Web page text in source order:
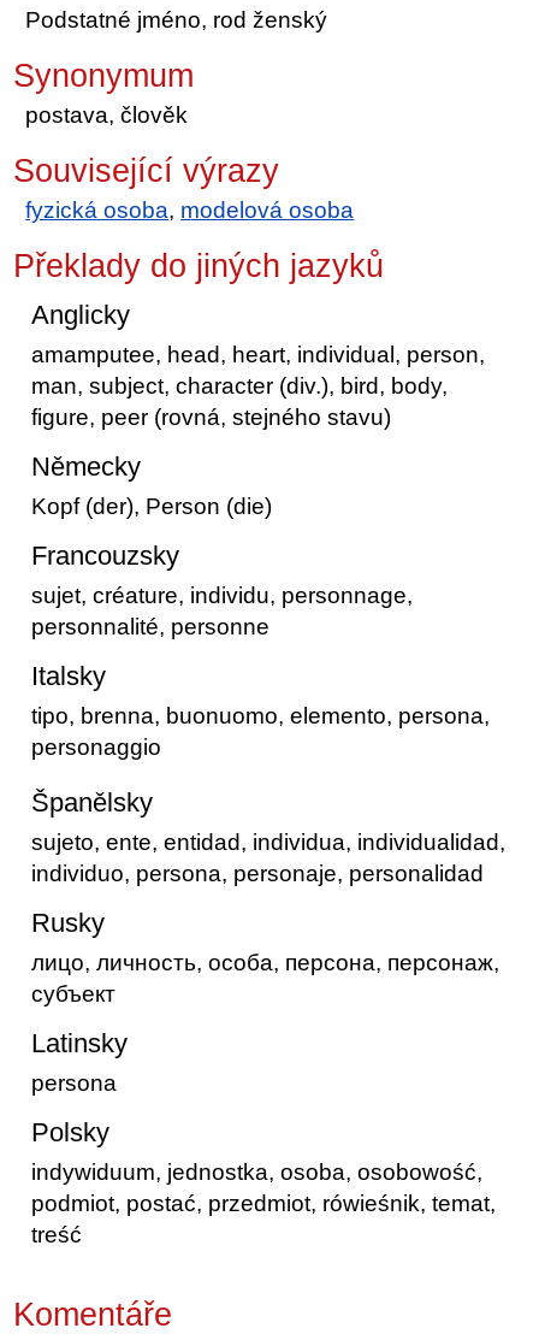
Podstatné jméno, rod ženský
Synonymum
postava, člověk
Související výrazy
fyzická osoba, modelová osoba
Překlady do jiných jazyků
Anglicky
amamputee, head, heart, individual, person,
man, subject, character (div.), bird, body,
figure, peer (rovná, stejného stavu)
Německy
Kopf (der), Person (die)
Francouzsky
sujet, créature, individu, personnage,
personnalité, personne
Italsky
tipo, brenna, buonuomo, elemento, persona,
personaggio
Španělsky
sujeto, ente, entidad, individua, individualidad,
individuo, persona, personaje, personalidad
Rusky
лицо, личность, особа, персона, персонаж,
субъект
Latinsky
persona
Polsky
indywiduum, jednostka, osoba, osobowość,
podmiot, postać, przedmiot, rówieśnik, temat,
treść
Komentáře